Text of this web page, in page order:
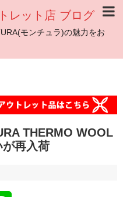
レット店 ブログ
モンチュラ)の魅力をお
THERMO WOOL
再入荷